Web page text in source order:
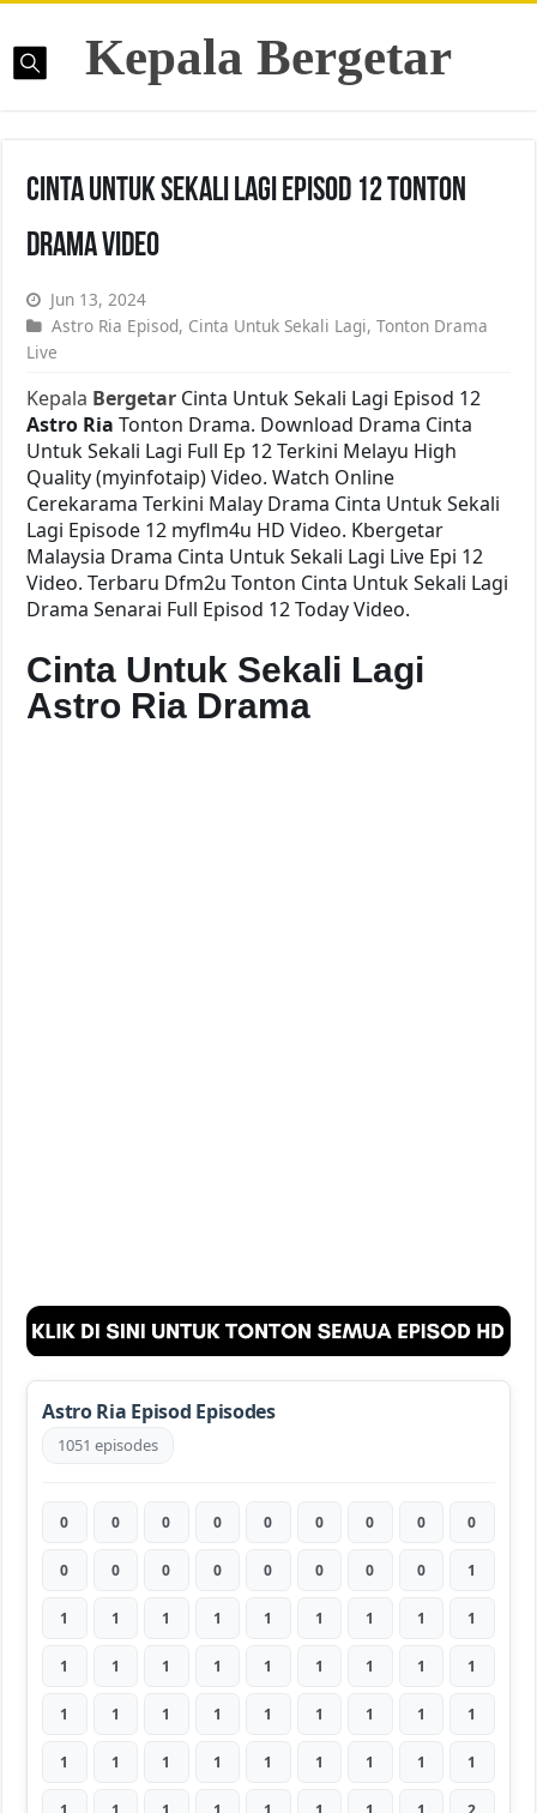
Kepala Bergetar
Cinta Untuk Sekali Lagi Episod 12 Tonton
Drama Video
Jun 13, 2024
Astro Ria Episod, Cinta Untuk Sekali Lagi,Tonton Drama
Live
Kepala Bergetar Cinta Untuk Sekali Lagi Episod 12
Astro RiaTonton Drama. Download Drama Cinta
Untuk Sekali Lagi Full Ep 12 Terkini Melayu High
Quality (myinfotaip) Video. Watch Online
Cerekarama Terkini Malay Drama Cinta Untuk Sekali
Lagi Episode 12 myflm4u HD Video. Kbergetar
Malaysia Drama Cinta Untuk Sekali Lagi Live Epi 12
Video. Terbaru Dfm2u Tonton Cinta Untuk Sekali Lagi
Drama Senarai Full Episod 12 Today Video.
Cinta Untuk Sekali Lagi
Astro Ria Drama
Astro Ria Episod Episodes
1051 episodes
0 0 0 0 0 0 0 0 0
0 0 0 0 0 0 0 0 1
1 1 1 1 1 1 1 1 1
1 1 1 1 1 1 1 1 1
1 1 1 1 1 1 1 1 1
1 1 1 1 1 1 1 1 1